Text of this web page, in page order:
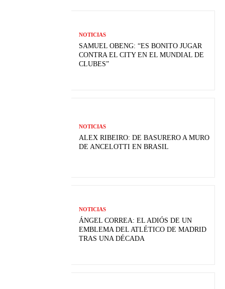
NOTICIAS
SAMUEL OBENG: “ES BONITO JUGAR
CONTRA EL CITY EN EL MUNDIAL DE
CLUBES”
NOTICIAS
ALEX RIBEIRO: DE BASURERO A MURO
DE ANCELOTTI EN BRASIL
NOTICIAS
ÁNGEL CORREA: EL ADIÓS DE UN
EMBLEMA DEL ATLÉTICO DE MADRID
TRAS UNA DÉCADA